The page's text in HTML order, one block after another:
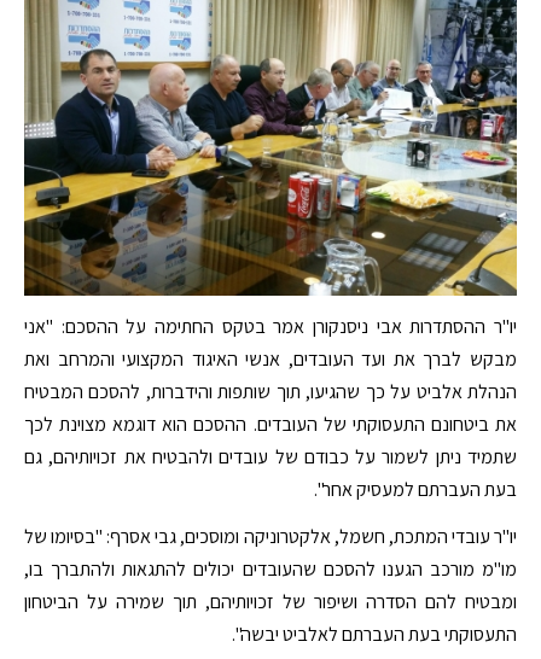
יו"ר ההסתדרות אבי ניסנקורן אמר בטקס החתימה על ההסכם: "אני
מבקש לברך את ועד העובדים, אנשי האיגוד המקצועי והמרחב ואת
הנהלת אלביט על כך שהגיעו, תוך שותפות והידברות, להסכם המבטיח
את ביטחונם התעסוקתי של העובדים. ההסכם הוא דוגמא מצוינת לכך
שתמיד ניתן לשמור על כבודם של עובדים ולהבטיח את זכויותיהם, גם
בעת העברתם למעסיק אחר".
יו"ר עובדי המתכת, חשמל, אלקטרוניקה ומוסכים, גבי אסרף: "בסיומו של
מו"מ מורכב הגענו להסכם שהעובדים יכולים להתגאות ולהתברך בו,
ומבטיח להם הסדרה ושיפור של זכויותיהם, תוך שמירה על הביטחון
התעסוקתי בעת העברתם לאלביט יבשה".